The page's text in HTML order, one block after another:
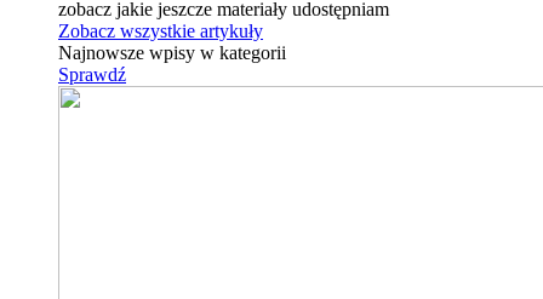
zobacz jakie jeszcze materiały udostępniam
Zobacz wszystkie artykuły
Najnowsze wpisy w kategorii
Sprawdź